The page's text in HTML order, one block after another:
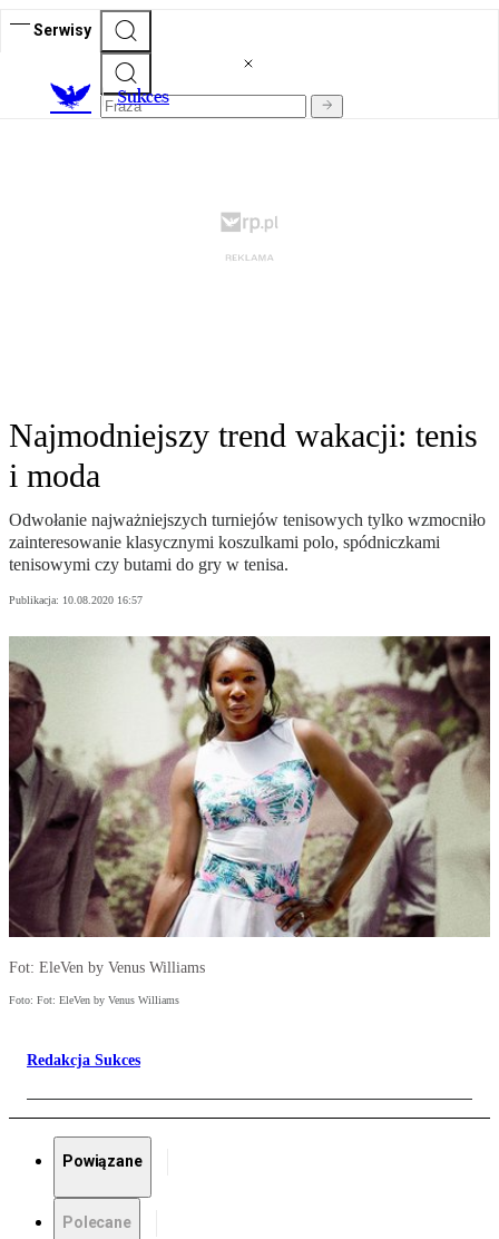
Serwisy
Sukces
Najmodniejszy trend wakacji: tenis
i moda
Odwołanie najważniejszych turniejów tenisowych tylko wzmocniło
zainteresowanie klasycznymi koszulkami polo, spódniczkami
tenisowymi czy butami do gry w tenisa.
Publikacja: 10.08.2020 16:57
Fot: EleVen by Venus Williams
Foto: Fot: EleVen by Venus Williams
Redakcja Sukces
Powiązane
Polecane